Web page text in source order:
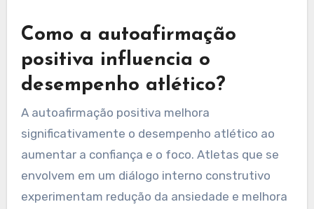
Como a autoafirmação
positiva influencia o
desempenho atlético?
A autoafirmação positiva melhora
significativamente o desempenho atlético ao
aumentar a confiança e o foco. Atletas que se
envolvem em um diálogo interno construtivo
experimentam redução da ansiedade e melhora